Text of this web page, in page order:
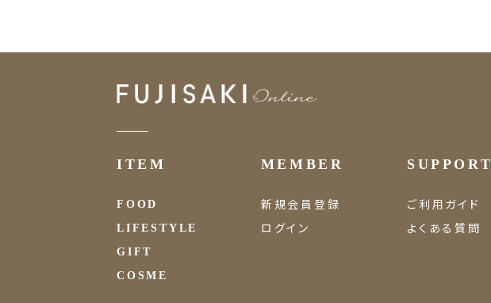
ITEM
FOOD
LIFESTYLE
GIFT
COSME
MEMBER
新規会員登録
ログイン
SUPPORT
ご利用ガイド
よくある質問